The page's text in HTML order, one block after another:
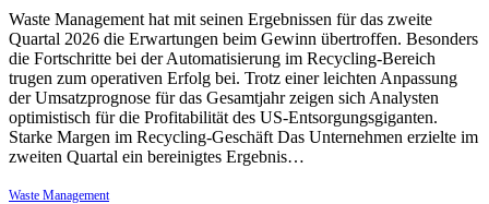
Waste Management hat mit seinen Ergebnissen für das zweite
Quartal 2026 die Erwartungen beim Gewinn übertroffen. Besonders
die Fortschritte bei der Automatisierung im Recycling-Bereich
trugen zum operativen Erfolg bei. Trotz einer leichten Anpassung
der Umsatzprognose für das Gesamtjahr zeigen sich Analysten
optimistisch für die Profitabilität des US-Entsorgungsgiganten.
Starke Margen im Recycling-Geschäft Das Unternehmen erzielte im
zweiten Quartal ein bereinigtes Ergebnis…
Waste Management